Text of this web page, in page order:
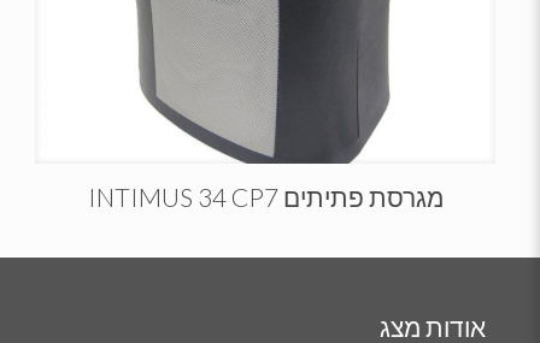
מגרסת פתיתים INTIMUS 34 CP7
אודות מצג